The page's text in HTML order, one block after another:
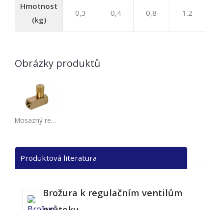
Hmotnost
(kg)
0,3 0,4 0,8 1.2
Obrázky produktů
Mosazný regulační ventil průtoku
Produktová literatura
Brožura k regulačním ventilům